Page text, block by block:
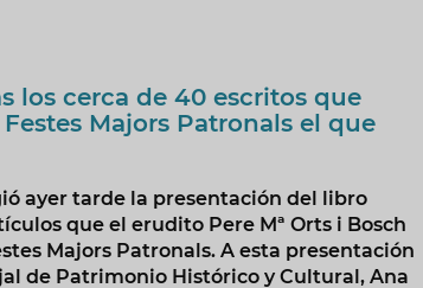
los cerca de 40 escritos que
Majors Patronals el que
ayer tarde la presentación del libro
que el erudito Pere Mª Orts i Bosch
Majors Patronals. A esta presentación
de Patrimonio Histórico y Cultural, Ana